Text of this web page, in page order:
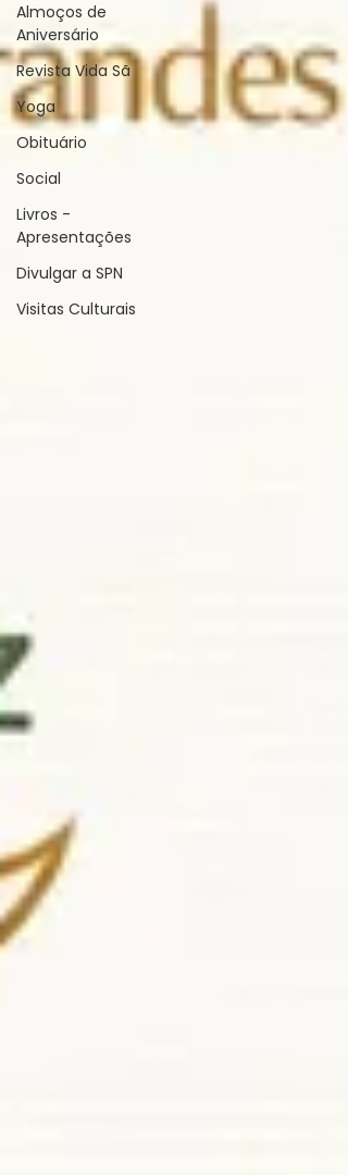
Almoços de
Aniversário
Revista Vida Sã
Yoga
Obituário
Social
Livros -
Apresentações
Divulgar a SPN
Visitas Culturais